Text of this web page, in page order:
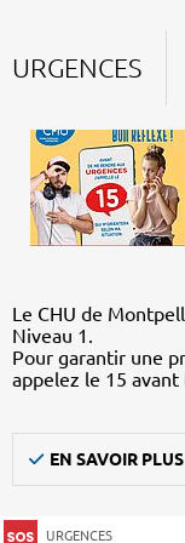
URGENCES
Le CHU de
Niveau 1.
Pour garantir une
appelez le 15
EN SAVOIR PLUS
URGENCES